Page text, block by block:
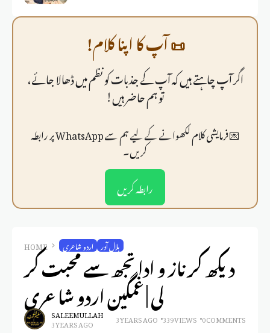
📜 آپ کا اپنا کلام!
اگر آپ چاہتے ہیں کہ آپ کے جذبات کو نظم میں ڈھالا جائے،
تو ہم حاضر ہیں!
💌 فرمايشی کلام لکھوانے کے لیے ہم سے WhatsApp پر رابطہ
کریں۔
رابطہ کریں
HOME اردو شاعری بلال آدر
دیکھ کر ناز و ادا تجھ سے محبت کر
لی | غمگین اردو شاعری
SALEEM ULLAH
3 YEARS AGO 3 YEARS AGO 339 VIEWS 0 COMMENTS